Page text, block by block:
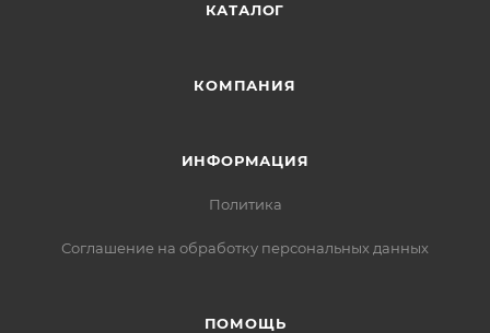
КАТАЛОГ
КОМПАНИЯ
ИНФОРМАЦИЯ
Политика
Соглашение на обработку персональных данных
ПОМОЩЬ